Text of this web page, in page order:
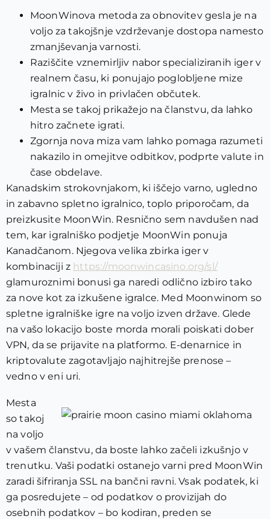
MoonWinova metoda za obnovitev gesla je na
voljo za takojšnje vzdrževanje dostopa namesto
zmanjševanja varnosti.
Raziščite vznemirljiv nabor specializiranih iger v
realnem času, ki ponujajo poglobljene mize
igralnic v živo in privlačen občutek.
Mesta se takoj prikažejo na članstvu, da lahko
hitro začnete igrati.
Zgornja nova miza vam lahko pomaga razumeti
nakazilo in omejitve odbitkov, podprte valute in
čase obdelave.
Kanadskim strokovnjakom, ki iščejo varno, ugledno
in zabavno spletno igralnico, toplo priporočam, da
preizkusite MoonWin. Resnično sem navdušen nad
tem, kar igralniško podjetje MoonWin ponuja
Kanadčanom. Njegova velika zbirka iger v
kombinaciji z https://moonwincasino.org/sl/
glamuroznimi bonusi ga naredi odlično izbiro tako
za nove kot za izkušene igralce. Med Moonwinom so
spletne igralniške igre na voljo izven države. Glede
na vašo lokacijo boste morda morali poiskati dober
VPN, da se prijavite na platformo. E-denarnice in
kriptovalute zagotavljajo najhitrejše prenose –
vedno v eni uri.
Mesta
so takoj
na voljo
v vašem članstvu, da boste lahko začeli izkušnjo v
trenutku. Vaši podatki ostanejo varni pred MoonWin
zaradi šifriranja SSL na bančni ravni. Vsak podatek, ki
ga posredujete – od podatkov o provizijah do
osebnih podatkov – bo kodiran, preden se